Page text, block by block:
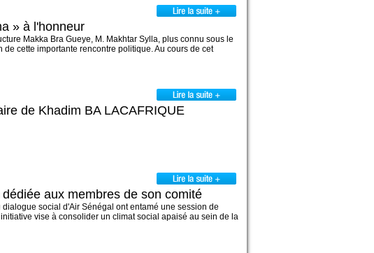
» à l'honneur
Makka Bra Gueye, M. Makhtar Sylla, plus connu sous le
cette importante rencontre politique. Au cours de cet
de Khadim BA LACAFRIQUE
aux membres de son comité
social d'Air Sénégal ont entamé une session de
vise à consolider un climat social apaisé au sein de la